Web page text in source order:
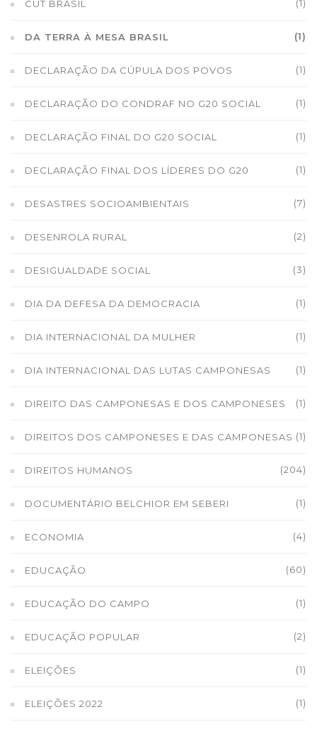
CUT BRASIL (1)
DA TERRA À MESA BRASIL (1)
DECLARAÇÃO DA CÚPULA DOS POVOS (1)
DECLARAÇÃO DO CONDRAF NO G20 SOCIAL (1)
DECLARAÇÃO FINAL DO G20 SOCIAL (1)
DECLARAÇÃO FINAL DOS LÍDERES DO G20 (1)
DESASTRES SOCIOAMBIENTAIS (7)
DESENROLA RURAL (2)
DESIGUALDADE SOCIAL (3)
DIA DA DEFESA DA DEMOCRACIA (1)
DIA INTERNACIONAL DA MULHER (1)
DIA INTERNACIONAL DAS LUTAS CAMPONESAS (1)
DIREITO DAS CAMPONESAS E DOS CAMPONESES (1)
DIREITOS DOS CAMPONESES E DAS CAMPONESAS (1)
DIREITOS HUMANOS (204)
DOCUMENTÁRIO BELCHIOR EM SEBERI (1)
ECONOMIA (4)
EDUCAÇÃO (60)
EDUCAÇÃO DO CAMPO (1)
EDUCAÇÃO POPULAR (2)
ELEIÇÕES (1)
ELEIÇÕES 2022 (1)